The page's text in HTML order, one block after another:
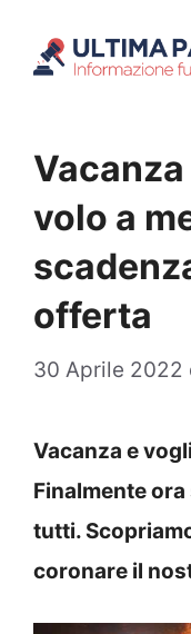
volo a
offerta
30 Aprile 2022
Vacanza e
Finalmente
tutti.
coronare il